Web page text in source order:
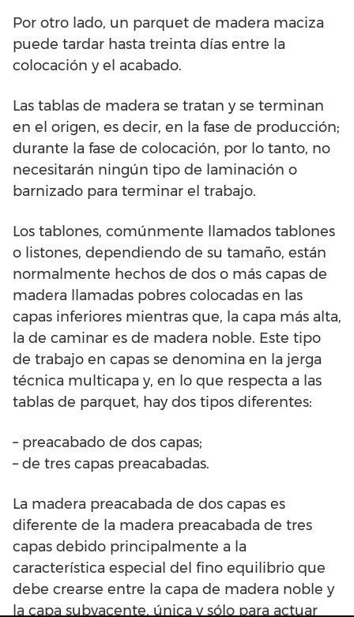
Por otro lado, un parquet de madera maciza
puede tardar hasta treinta días entre la
colocación y el acabado.
Las tablas de madera se tratan y se terminan
en el origen, es decir, en la fase de producción;
durante la fase de colocación, por lo tanto, no
necesitarán ningún tipo de laminación o
barnizado para terminar el trabajo.
Los tablones, comúnmente llamados tablones
o listones, dependiendo de su tamaño, están
normalmente hechos de dos o más capas de
madera llamadas pobres colocadas en las
capas inferiores mientras que, la capa más alta,
la de caminar es de madera noble. Este tipo
de trabajo en capas se denomina en la jerga
técnica multicapa y, en lo que respecta a las
tablas de parquet, hay dos tipos diferentes:
– preacabado de dos capas;
– de tres capas preacabadas.
La madera preacabada de dos capas es
diferente de la madera preacabada de tres
capas debido principalmente a la
característica especial del fino equilibrio que
debe crearse entre la capa de madera noble y
la capa subyacente, única y sólo para actuar